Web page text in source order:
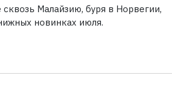
Малайзию, буря в Норвегии,
новинках июля.